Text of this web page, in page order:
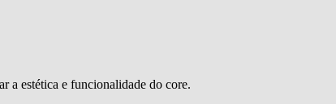
a estética e funcionalidade do core.